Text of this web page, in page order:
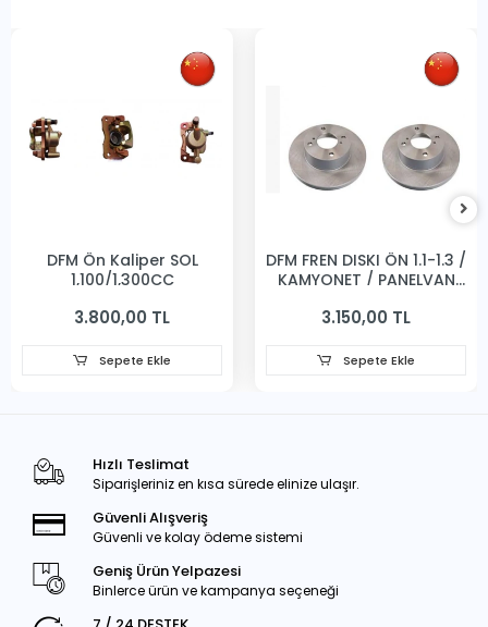
DFM Ön Kaliper SOL
1,100/1,300CC
3.800,00 TL
Sepete Ekle
DFM FREN DISKI ÖN 1.1-1.3 /
KAMYONET / PANELVAN
3.150,00 TL
Sepete Ekle
Hızlı Teslimat
Siparişleriniz en kısa sürede elinize ulaşır.
Güvenli Alışveriş
Güvenli ve kolay ödeme sistemi
Geniş Ürün Yelpazesi
Binlerce ürün ve kampanya seçeneği